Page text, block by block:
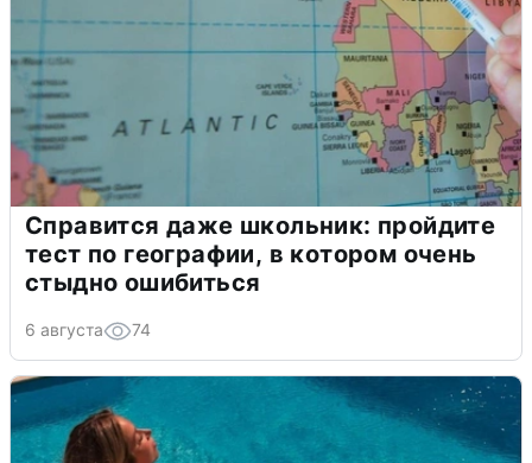
Справится даже школьник: пройдите
тест по географии, в котором очень
стыдно ошибиться
6 августа 74